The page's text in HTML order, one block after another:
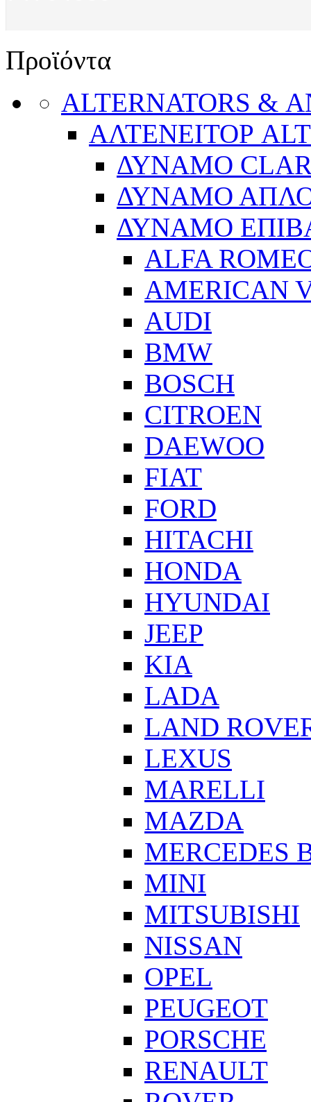
Προϊόντα
ALTERNATORS &
ΑΛΤΕΝΕΙΤΟΡ
ΔΥΝΑΜΟ
ΔΥΝΑΜΟ
ΔΥΝΑΜΟ
ALFA
AMERICAN
AUDI
BMW
BOSCH
CITROEN
DAEWOO
FIAT
FORD
HITACHI
HONDA
HYUNDAI
JEEP
KIA
LADA
LAND
LEXUS
MARELLI
MAZDA
MERCEDES
MINI
MITSUBISHI
NISSAN
OPEL
PEUGEOT
PORSCHE
RENAULT